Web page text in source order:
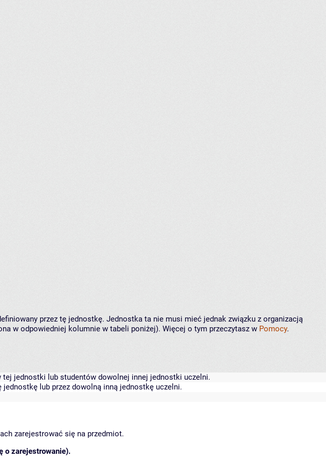
przez tę jednostkę. Jednostka ta nie musi mieć jednak związku z organizacją
w odpowiedniej kolumnie w tabeli poniżej). Więcej o tym przeczytasz w Pomocy.
jednostki lub studentów dowolnej innej jednostki uczelni.
lub przez dowolną inną jednostkę uczelni.
zarejestrować się na przedmiot.
o zarejestrowanie).